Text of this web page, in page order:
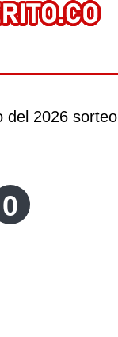
del 2026 sorteo
0